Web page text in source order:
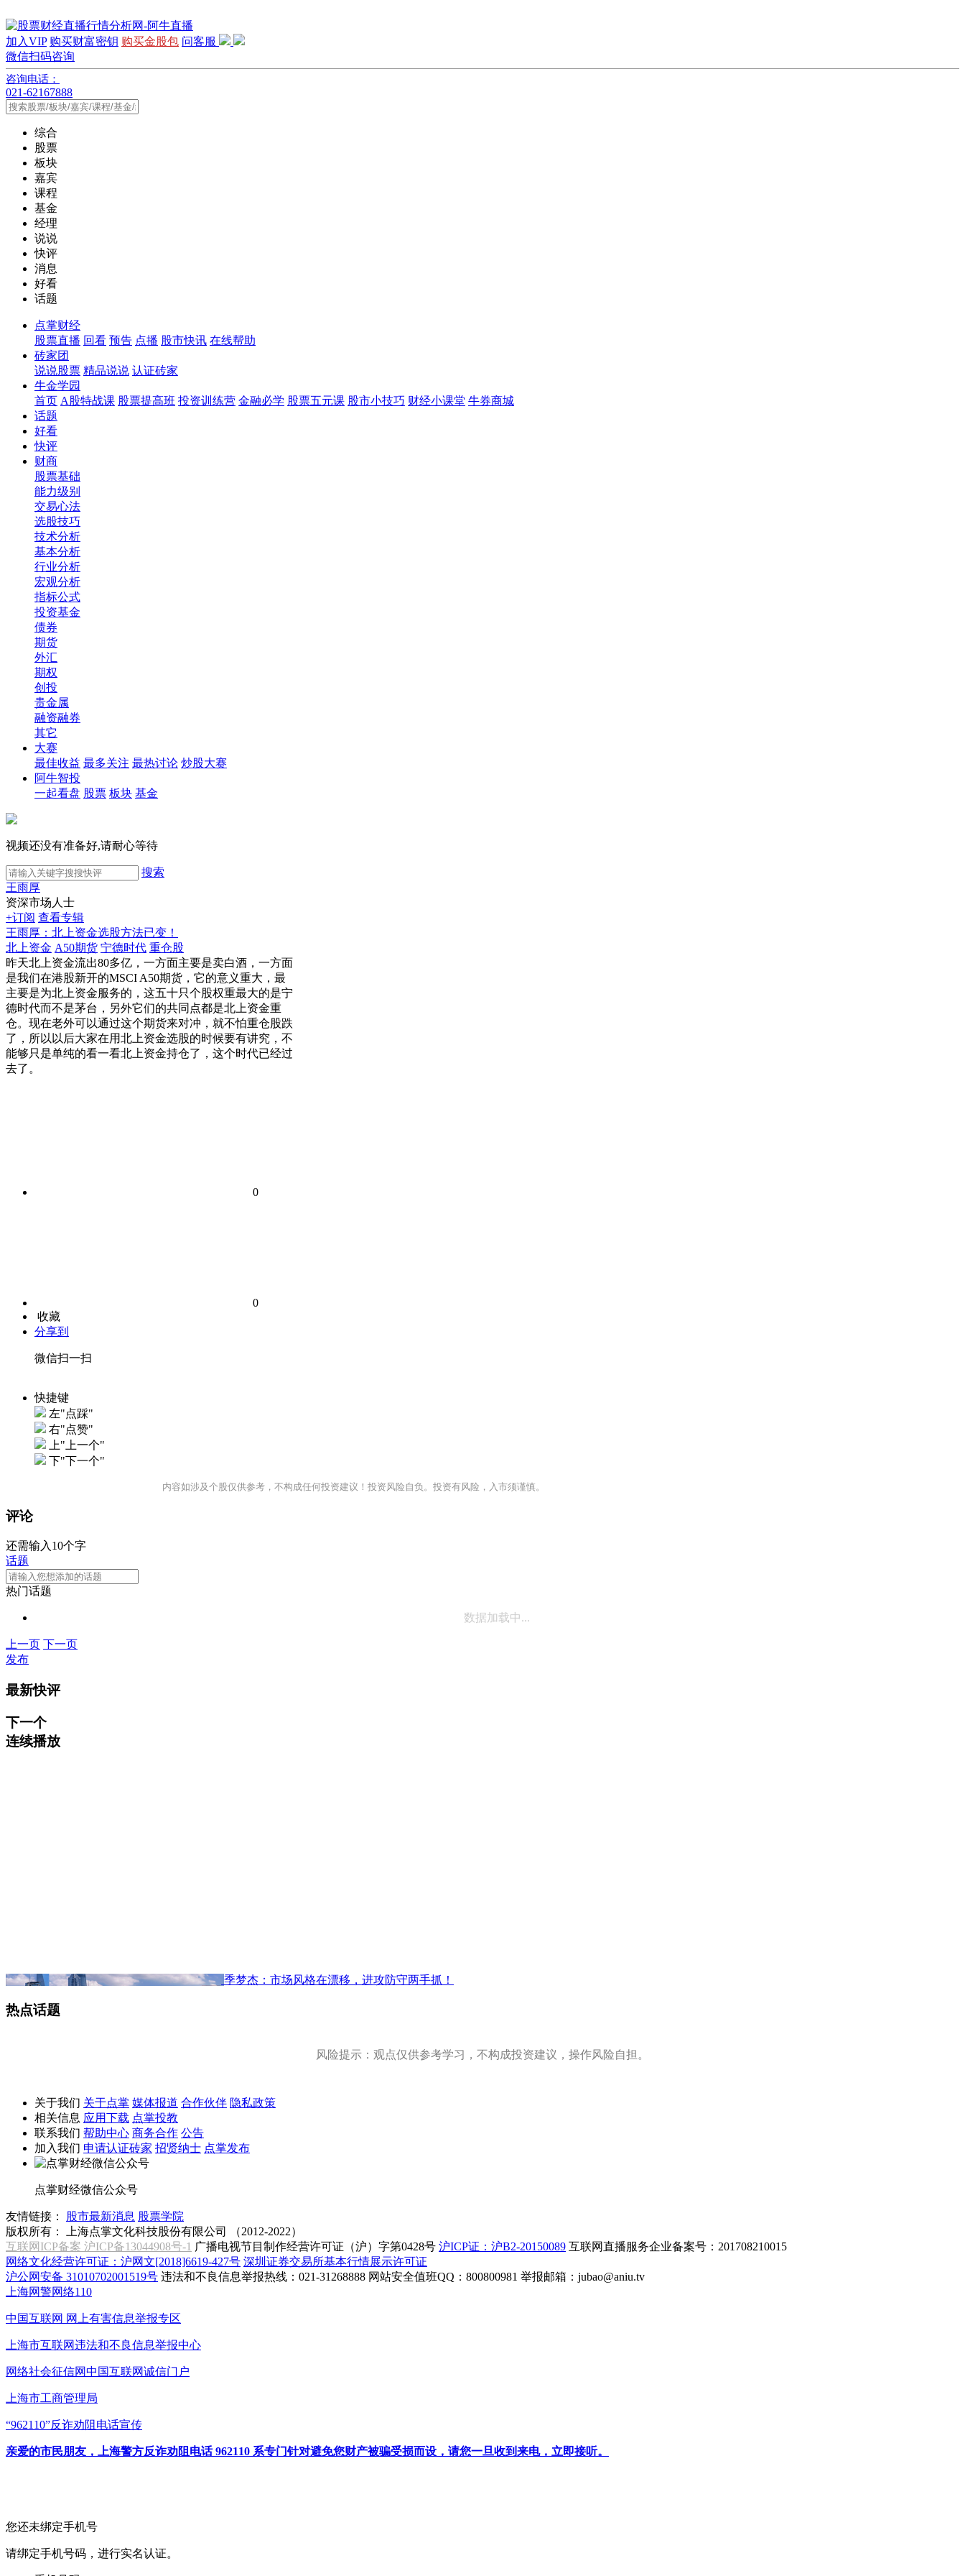
加入VIP 购买财富密钥 购买金股包 问客服
微信扫码咨询
咨询电话：
021-62167888
综合
股票
板块
嘉宾
课程
基金
经理
说说
快评
消息
好看
话题
点掌财经
股票直播 回看 预告 点播 股市快讯 在线帮助
砖家团
说说股票 精品说说 认证砖家
牛金学园
首页 A股特战课 股票提高班 投资训练营 金融必学 股票五元课 股市小技巧 财经小课堂 牛券商城
话题
好看
快评
财商
股票基础
能力级别
交易心法
选股技巧
技术分析
基本分析
行业分析
宏观分析
指标公式
投资基金
债券
期货
外汇
期权
创投
贵金属
融资融券
其它
大赛
最佳收益 最多关注 最热讨论 炒股大赛
阿牛智投
一起看盘 股票 板块 基金
视频还没有准备好,请耐心等待
搜索
王雨厚
资深市场人士
+订阅 查看专辑
王雨厚：北上资金选股方法已变！
北上资金 A50期货 宁德时代 重仓股
昨天北上资金流出80多亿，一方面主要是卖白酒，一方面
是我们在港股新开的MSCI A50期货，它的意义重大，最
主要是为北上资金服务的，这五十只个股权重最大的是宁
德时代而不是茅台，另外它们的共同点都是北上资金重
仓。现在老外可以通过这个期货来对冲，就不怕重仓股跌
了，所以以后大家在用北上资金选股的时候要有讲究，不
能够只是单纯的看一看北上资金持仓了，这个时代已经过
去了。
0
0
收藏
分享到
微信扫一扫
快捷键
左"点踩"
右"点赞"
上"上一个"
下"下一个"
内容如涉及个股仅供参考，不构成任何投资建议！投资风险自负。投资有风险，入市须谨慎。
评论
还需输入10个字
话题
热门话题
数据加载中...
上一页 下一页
发布
最新快评
下一个
连续播放
季梦杰：市场风格在漂移，进攻防守两手抓！
热点话题
风险提示：观点仅供参考学习，不构成投资建议，操作风险自担。
关于我们 关于点掌 媒体报道 合作伙伴 隐私政策
相关信息 应用下载 点掌投教
联系我们 帮助中心 商务合作 公告
加入我们 申请认证砖家 招贤纳士 点掌发布
点掌财经微信公众号
友情链接： 股市最新消息 股票学院
版权所有：
上海点掌文化科技股份有限公司 （2012-2022）
互联网ICP备案 沪ICP备13044908号-1 广播电视节目制作经营许可证（沪）字第0428号 沪ICP证：沪B2-20150089 互联网直播服务企业备案号：201708210015
网络文化经营许可证：沪网文[2018]6619-427号 深圳证券交易所基本行情展示许可证
沪公网安备 31010702001519号 违法和不良信息举报热线：021-31268888 网站安全值班QQ：800800981 举报邮箱： jubao@aniu.tv
上海网警网络110
中国互联网 网上有害信息举报专区
上海市互联网违法和不良信息举报中心
网络社会征信网中国互联网诚信门户
上海市工商管理局
“962110”反诈劝阻电话宣传
亲爱的市民朋友，上海警方反诈劝阻电话 962110 系专门针对避免您财产被骗受损而设，请您一旦收到来电，立即接听。
您还未绑定手机号
请绑定手机号码，进行实名认证。